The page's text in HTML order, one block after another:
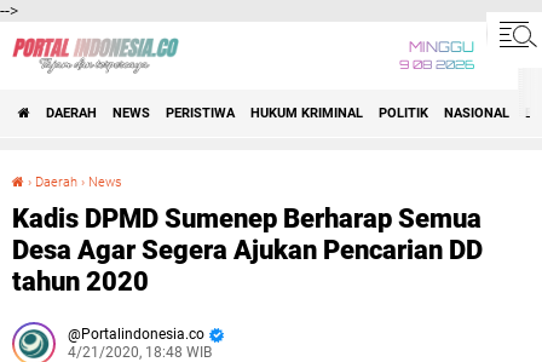
-->
MINGGU
9 08 2026
DAERAH NEWS PERISTIWA HUKUM KRIMINAL POLITIK NASIONAL
› Daerah › News
Kadis DPMD Sumenep Berharap Semua
Desa Agar Segera Ajukan Pencarian DD
tahun 2020
Portalindonesia.co
4/21/2020, 18:48 WIB